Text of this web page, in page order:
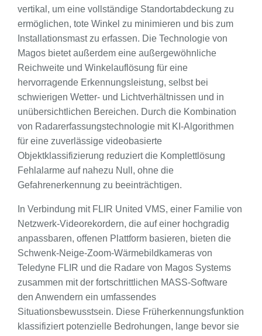
vertikal, um eine vollständige Standortabdeckung zu
ermöglichen, tote Winkel zu minimieren und bis zum
Installationsmast zu erfassen. Die Technologie von
Magos bietet außerdem eine außergewöhnliche
Reichweite und Winkelauflösung für eine
hervorragende Erkennungsleistung, selbst bei
schwierigen Wetter- und Lichtverhältnissen und in
unübersichtlichen Bereichen. Durch die Kombination
von Radarerfassungstechnologie mit KI-Algorithmen
für eine zuverlässige videobasierte
Objektklassifizierung reduziert die Komplettlösung
Fehlalarme auf nahezu Null, ohne die
Gefahrenerkennung zu beeinträchtigen.
In Verbindung mit FLIR United VMS, einer Familie von
Netzwerk-Videorekordern, die auf einer hochgradig
anpassbaren, offenen Plattform basieren, bieten die
Schwenk-Neige-Zoom-Wärmebildkameras von
Teledyne FLIR und die Radare von Magos Systems
zusammen mit der fortschrittlichen MASS-Software
den Anwendern ein umfassendes
Situationsbewusstsein. Diese Früherkennungsfunktion
klassifiziert potenzielle Bedrohungen, lange bevor sie